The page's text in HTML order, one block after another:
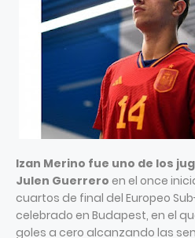
Izan Merino fue uno de los
Julen Guerrero en el once
cuartos de final del Europeo
celebrado en Budapest, en el
goles a cero alcanzando las